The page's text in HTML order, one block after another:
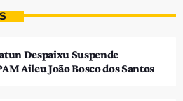
Despaixu Suspende
Aileu João Bosco dos Santos